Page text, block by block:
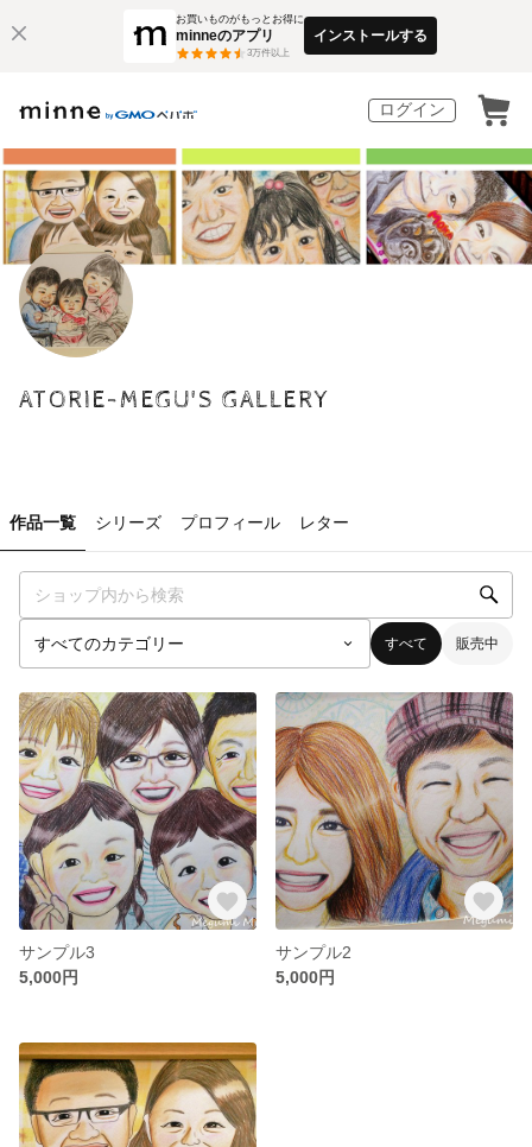
お買いものがもっとお得に
minneのアプリ
3万件以上
インストールする
ログイン
ATORIE-MEGU'S GALLERY
作品一覧 シリーズ プロフィール レター
すべて 販売中
サンプル3
5,000円
サンプル2
5,000円